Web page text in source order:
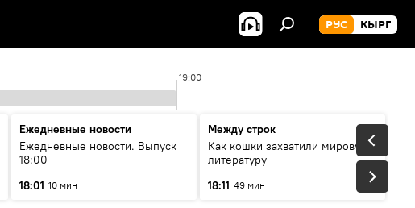
РУС КЫРГ
19:00
Ежедневные новости
Ежедневные новости. Выпуск
18:00
18:01 10 мин
Между строк
Как кошки захватили мировую
литературу
18:11 49 мин